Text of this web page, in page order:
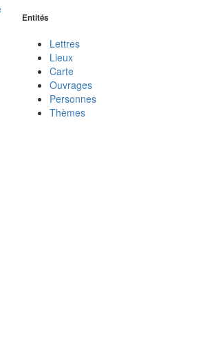
Entités
Lettres
Lieux
Carte
Ouvrages
Personnes
Thèmes